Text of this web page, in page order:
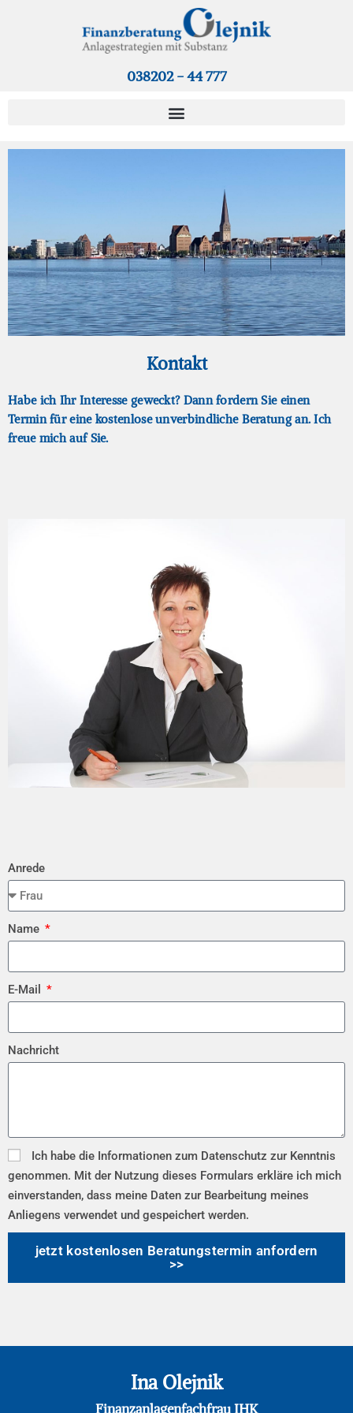
038202 - 44 777
Kontakt
Habe ich Ihr Interesse geweckt? Dann fordern Sie einen
Termin für eine kostenlose unverbindliche Beratung an. Ich
freue mich auf Sie.
Anrede
Name
E-Mail
Nachricht
Ich habe die Informationen zum Datenschutz zur Kenntnis
genommen. Mit der Nutzung dieses Formulars erkläre ich mich
einverstanden, dass meine Daten zur Bearbeitung meines
Anliegens verwendet und gespeichert werden.
jetzt kostenlosen Beratungstermin anfordern
>>
Ina Olejnik
Finanzanlagenfachfrau IHK